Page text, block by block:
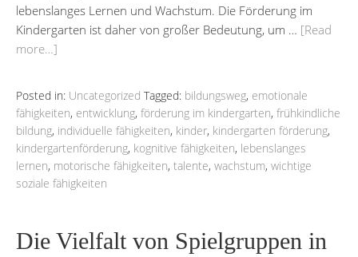
lebenslanges Lernen und Wachstum. Die Förderung im
Kindergarten ist daher von großer Bedeutung, um … [Read
more…]
Posted in: Uncategorized Tagged: bildungsweg, emotionale
fähigkeiten, entwicklung, förderung im kindergarten, frühkindliche
bildung, individuelle fähigkeiten, kinder, kindergarten förderung,
kindergartenförderung, kognitive fähigkeiten, lebenslanges
lernen, motorische fähigkeiten, talente, wachstum, wichtige
soziale fähigkeiten
Die Vielfalt von Spielgruppen in